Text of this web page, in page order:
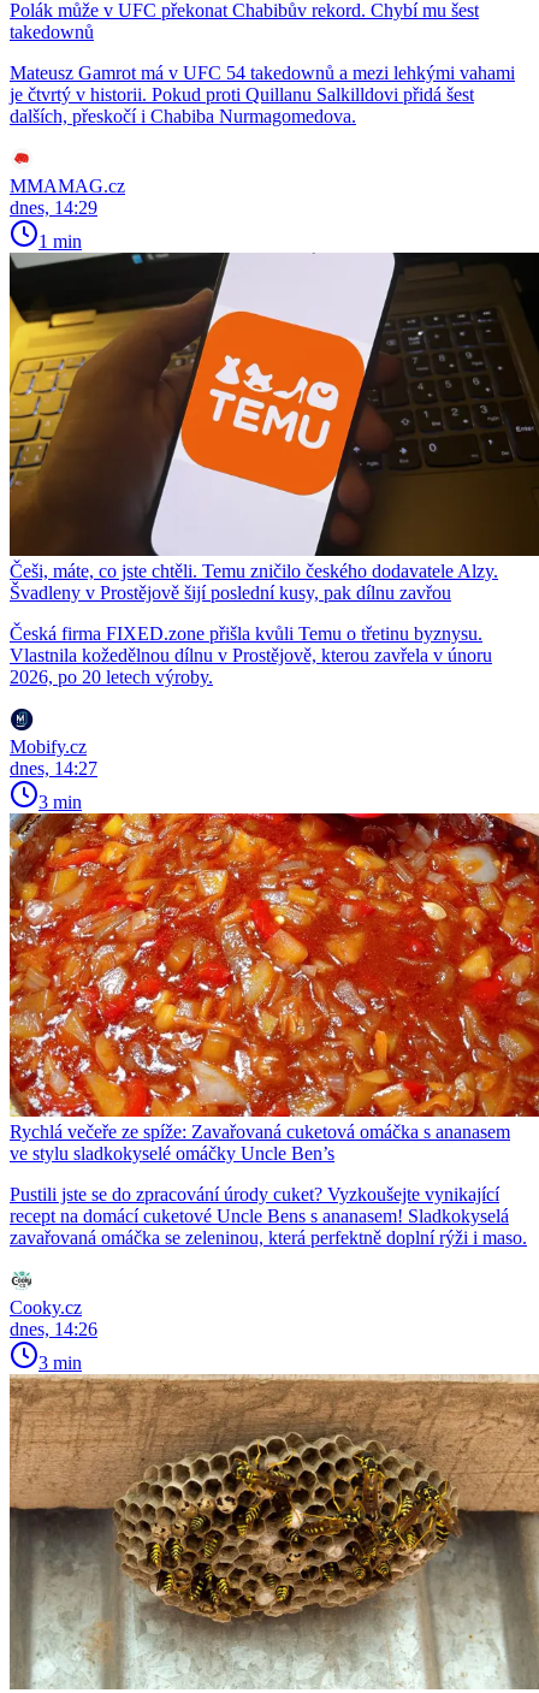
Polák může v UFC překonat Chabibův rekord. Chybí mu šest
takedownů
Mateusz Gamrot má v UFC 54 takedownů a mezi lehkými vahami
je čtvrtý v historii. Pokud proti Quillanu Salkilldovi přidá šest
dalších, přeskočí i Chabiba Nurmagomedova.
MMAMAG.cz
dnes, 14:29
1 min
Češi, máte, co jste chtěli. Temu zničilo českého dodavatele Alzy.
Švadleny v Prostějově šijí poslední kusy, pak dílnu zavřou
Česká firma FIXED.zone přišla kvůli Temu o třetinu byznysu.
Vlastnila kožedělnou dílnu v Prostějově, kterou zavřela v únoru
2026, po 20 letech výroby.
Mobify.cz
dnes, 14:27
3 min
Rychlá večeře ze spíže: Zavařovaná cuketová omáčka s ananasem
ve stylu sladkokyselé omáčky Uncle Ben’s
Pustili jste se do zpracování úrody cuket? Vyzkoušejte vynikající
recept na domácí cuketové Uncle Bens s ananasem! Sladkokyselá
zavařovaná omáčka se zeleninou, která perfektně doplní rýži i maso.
Cooky.cz
dnes, 14:26
3 min